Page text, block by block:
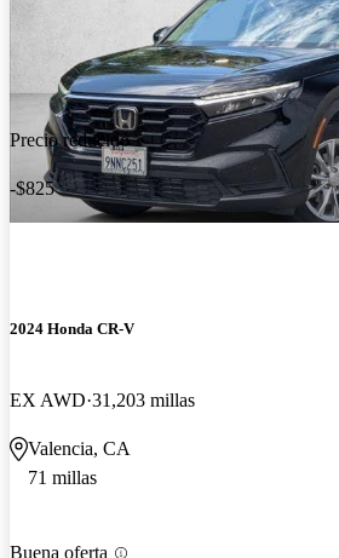
Precio reducido
-$825
2024 Honda CR-V
EX AWD 31,203 millas
Valencia, CA
71 millas
Buena oferta